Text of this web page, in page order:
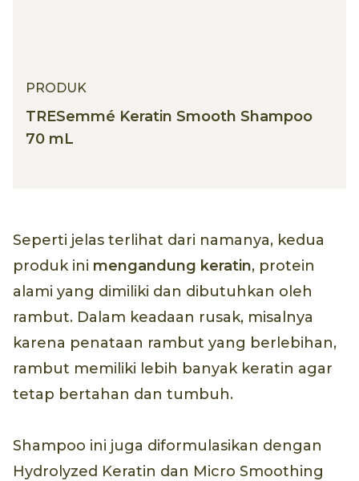
PRODUK
TRESemmé Keratin Smooth Shampoo
70 mL
Seperti jelas terlihat dari namanya, kedua
produk ini mengandung keratin, protein
alami yang dimiliki dan dibutuhkan oleh
rambut. Dalam keadaan rusak, misalnya
karena penataan rambut yang berlebihan,
rambut memiliki lebih banyak keratin agar
tetap bertahan dan tumbuh.
Shampoo ini juga diformulasikan dengan
Hydrolyzed Keratin dan Micro Smoothing